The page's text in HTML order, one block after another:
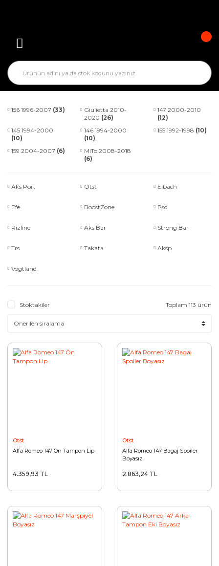
156 1996-2007 (33)
Giulietta 2010-
2020 (26)
147 2000-2010
(12)
145 1994-2000
(10)
146 1994-2000
(10)
155 1992-1998 (10)
159 2004-2007 (6)
MiTo 2008-2018
(6)
Aks Port Otst Eibach
Efe BoostZone Psd
Rizline Aks Bar Strong Bar
Trs Takata Aksp
Vogtland
Stoktakiler Toplam 113 ürün
Otst
Alfa Romeo 147 Ön Tampon Lip
4.359,93 TL
Otst
Alfa Romeo 147 Bagaj Spoiler
Boyasız
2.863,24 TL